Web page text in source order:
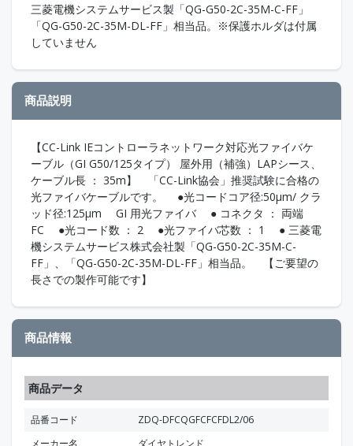
三菱電機システムサービス製「QG-G50-2C-35M-C-FF」
「QG-G50-2C-35M-DL-FF」相当品。※保護ホルダは付属
していません
商品説明
【CC-Link IEコントローラネットワーク対応光ファイバケ
ーブル（GI G50/125タイプ） 屋外用（補強）LAPシース、
ケーブル長 ： 35m】 「CC-Link協会」推奨試験に合格の
光ファイバケーブルです。 ●光コードコア径:50μm/ クラ
ッド径:125μm GI 用光ファイバ ● コネクタ ： 両端
FC ●光コード数 ： 2 ●光ファイバ芯数 ： 1 ● 三菱電
機システムサービス株式会社製「QG-G50-2C-35M-C-
FF」、「QG-G50-2C-35M-DL-FF」相当品。 【ご要望の
長さでの製作可能です】
商品情報
商品データ
品番コード
ZDQ-DFCQGFCFCFDL2/06
メーカー名
ダイヤトレンド